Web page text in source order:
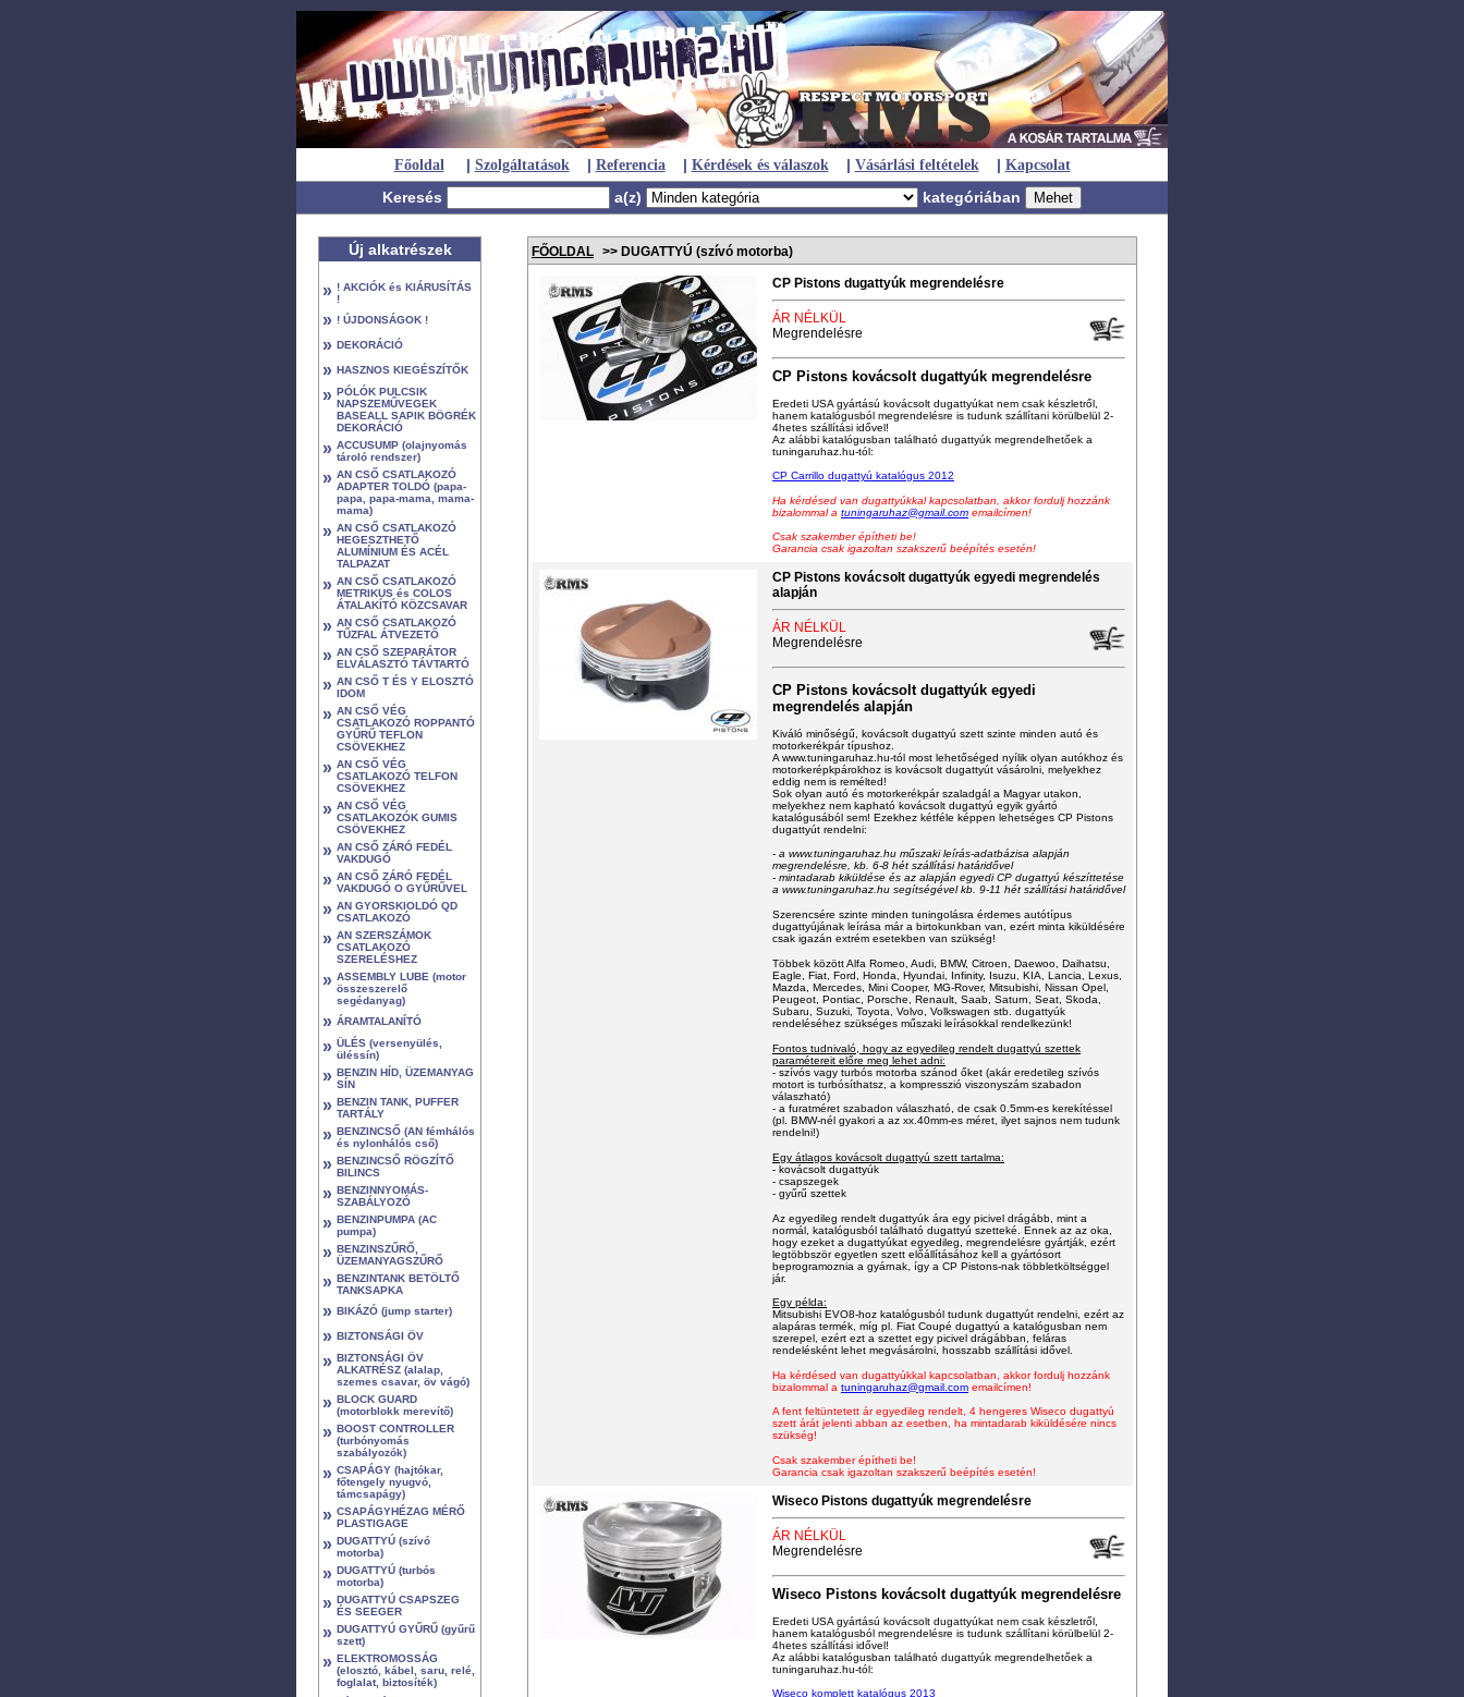
Főoldal | Szolgáltatások | Referencia | Kérdések és válaszok | Vásárlási feltételek | Kapcsolat
Keresés a(z) kategóriában
Új alkatrészek
» ! AKCIÓK és KIÁRUSÍTÁS
!
» ! ÚJDONSÁGOK !
» DEKORÁCIÓ
» HASZNOS KIEGÉSZÍTŐK
» PÓLÓK PULCSIK
NAPSZEMŰVEGEK
BASEALL SAPIK BÖGRÉK
DEKORÁCIÓ
» ACCUSUMP (olajnyomás
tároló rendszer)
» AN CSŐ CSATLAKOZÓ
ADAPTER TOLDÓ (papa-
papa, papa-mama, mama-
mama)
» AN CSŐ CSATLAKOZÓ
HEGESZTHETŐ
ALUMÍNIUM ÉS ACÉL
TALPAZAT
» AN CSŐ CSATLAKOZÓ
METRIKUS és COLOS
ÁTALAKÍTÓ KÖZCSAVAR
» AN CSŐ CSATLAKOZÓ
TŰZFAL ÁTVEZETŐ
» AN CSŐ SZEPARÁTOR
ELVÁLASZTÓ TÁVTARTÓ
» AN CSŐ T ÉS Y ELOSZTÓ
IDOM
» AN CSŐ VÉG
CSATLAKOZÓ ROPPANTÓ
GYŰRŰ TEFLON
CSÖVEKHEZ
» AN CSŐ VÉG
CSATLAKOZÓ TELFON
CSÖVEKHEZ
» AN CSŐ VÉG
CSATLAKOZÓK GUMIS
CSÖVEKHEZ
» AN CSŐ ZÁRÓ FEDÉL
VAKDUGÓ
» AN CSŐ ZÁRÓ FEDÉL
VAKDUGÓ O GYŰRŰVEL
» AN GYORSKIOLDÓ QD
CSATLAKOZÓ
» AN SZERSZÁMOK
CSATLAKOZÓ
SZERELÉSHEZ
» ASSEMBLY LUBE (motor
összeszerelő
segédanyag)
» ÁRAMTALANÍTÓ
» ÜLÉS (versenyülés,
üléssín)
» BENZIN HÍD, ÜZEMANYAG
SÍN
» BENZIN TANK, PUFFER
TARTÁLY
» BENZINCSŐ (AN fémhálós
és nylonhálós cső)
» BENZINCSŐ RÖGZÍTŐ
BILINCS
» BENZINNYOMÁS-
SZABÁLYOZÓ
» BENZINPUMPA (AC
pumpa)
» BENZINSZŰRŐ,
ÜZEMANYAGSZŰRŐ
» BENZINTANK BETÖLTŐ
TANKSAPKA
» BIKÁZÓ (jump starter)
» BIZTONSÁGI ÖV
» BIZTONSÁGI ÖV
ALKATRÉSZ (alalap,
szemes csavar, öv vágó)
» BLOCK GUARD
(motorblokk merevítő)
» BOOST CONTROLLER
(turbónyomás
szabályozók)
» CSAPÁGY (hajtókar,
főtengely nyugvó,
támcsapágy)
» CSAPÁGYHÉZAG MÉRŐ
PLASTIGAGE
» DUGATTYÚ (szívó
motorba)
» DUGATTYÚ (turbós
motorba)
» DUGATTYÚ CSAPSZEG
ÉS SEEGER
» DUGATTYÚ GYŰRŰ (gyűrű
szett)
» ELEKTROMOSSÁG
(elosztó, kábel, saru, relé,
foglalat, biztosíték)
FŐOLDAL >> DUGATTYÚ (szívó motorba)
CP Pistons dugattyúk megrendelésre
ÁR NÉLKÜL
Megrendelésre
CP Pistons kovácsolt dugattyúk megrendelésre
Eredeti USA gyártású kovácsolt dugattyúkat nem csak készletről,
hanem katalógusból megrendelésre is tudunk szállítani körülbelül 2-
4hetes szállítási idővel!
Az alábbi katalógusban található dugattyúk megrendelhetőek a
tuningaruhaz.hu-tól:
CP Carrillo dugattyú katalógus 2012
Ha kérdésed van dugattyúkkal kapcsolatban, akkor fordulj hozzánk
bizalommal a tuningaruhaz@gmail.com emailcímen!
Csak szakember építheti be!
Garancia csak igazoltan szakszerű beépítés esetén!
CP Pistons kovácsolt dugattyúk egyedi megrendelés
alapján
ÁR NÉLKÜL
Megrendelésre
CP Pistons kovácsolt dugattyúk egyedi
megrendelés alapján
Kiváló minőségű, kovácsolt dugattyú szett szinte minden autó és
motorkerékpár típushoz.
A www.tuningaruhaz.hu-tól most lehetőséged nyílik olyan autókhoz és
motorkerépkpárokhoz is kovácsolt dugattyút vásárolni, melyekhez
eddig nem is remélted!
Sok olyan autó és motorkerékpár szaladgál a Magyar utakon,
melyekhez nem kapható kovácsolt dugattyú egyik gyártó
katalógusából sem! Ezekhez kétféle képpen lehetséges CP Pistons
dugattyút rendelni:
- a www.tuningaruhaz.hu műszaki leírás-adatbázisa alapján
megrendelésre, kb. 6-8 hét szállítási határidővel
- mintadarab kiküldése és az alapján egyediCP dugattyú készíttetése
a www.tuningaruhaz.hu segítségével kb. 9-11 hét szállítási határidővel
Szerencsére szinte minden tuningolásra érdemes autótípus
dugattyújának leírása már a birtokunkban van, ezért minta kiküldésére
csak igazán extrém esetekben van szükség!
Többek között Alfa Romeo, Audi, BMW, Citroen, Daewoo, Daihatsu,
Eagle, Fiat, Ford, Honda, Hyundai, Infinity, Isuzu, KIA, Lancia, Lexus,
Mazda, Mercedes, Mini Cooper, MG-Rover, Mitsubishi, Nissan Opel,
Peugeot, Pontiac, Porsche, Renault, Saab, Saturn, Seat, Skoda,
Subaru, Suzuki, Toyota, Volvo, Volkswagen stb. dugattyúk
rendeléséhez szükséges műszaki leírásokkal rendelkezünk!
Fontos tudnivaló, hogy az egyedileg rendelt dugattyú szettek
paramétereit előre meg lehet adni:
- szívós vagy turbós motorba szánod őket (akár eredetileg szívós
motort is turbósíthatsz, a kompresszió viszonyszám szabadon
válaszható)
- a furatméret szabadon válaszható , de csak 0.5mm-es kerekítéssel
(pl. BMW-nél gyakori a az xx.40mm-es méret, ilyet sajnos nem tudunk
rendelni!)
Egy átlagos kovácsolt dugattyú szett tartalma:
- kovácsolt dugattyúk
- csapszegek
- gyűrű szettek
Az egyedileg rendelt dugattyúk ára egy picivel drágább, mint a
normál katalógusból található dugattyú szetteké. Ennek az az oka,
hogy ezeket a dugattyúkat egyedileg, megrendelésre gyártják, ezért
legtöbbször egyetlen szett előállításához kell a gyártósort
beprogramoznia a gyárnak, így a CP Pistons-nak többletköltséggel
jár.
Egy példa:
Mitsubishi EVO8-hoz katalógusból tudunk dugattyút rendelni, ezért az
alapáras termék, míg pl. Fiat Coupé dugattyú a katalógusban nem
szerepel, ezért ezt a szettet egy picivel drágábban, feláras
rendelésként lehet megvásárolni, hosszabb szállítási idővel.
Ha kérdésed van dugattyúkkal kapcsolatban, akkor fordulj hozzánk
bizalommal a tuningaruhaz@gmail.com emailcímen!
A fent feltüntetett ár egyedileg rendelt, 4 hengeres Wiseco dugattyú
szett árát jelenti abban az esetben, ha mintadarab kiküldésére nincs
szükség!
Csak szakember építheti be!
Garancia csak igazoltan szakszerű beépítés esetén!
Wiseco Pistons dugattyúk megrendelésre
ÁR NÉLKÜL
Megrendelésre
Wiseco Pistons kovácsolt dugattyúk megrendelésre
Eredeti USA gyártású kovácsolt dugattyúkat nem csak készletről,
hanem katalógusból megrendelésre is tudunk szállítani körülbelül 2-
4hetes szállítási idővel!
Az alábbi katalógusban található dugattyúk megrendelhetőek a
tuningaruhaz.hu-tól:
Wiseco komplett katalógus 2013